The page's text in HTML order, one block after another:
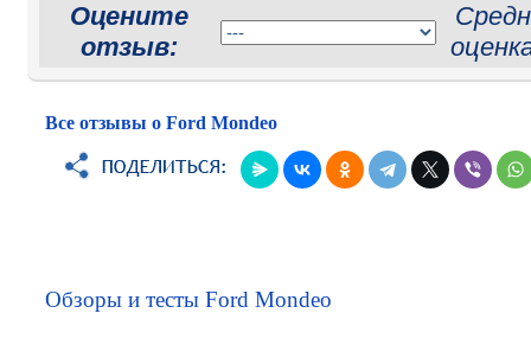
Оцените
отзыв:
Все отзывы о Ford Mondeo
Обзоры и тесты Ford Mondeo